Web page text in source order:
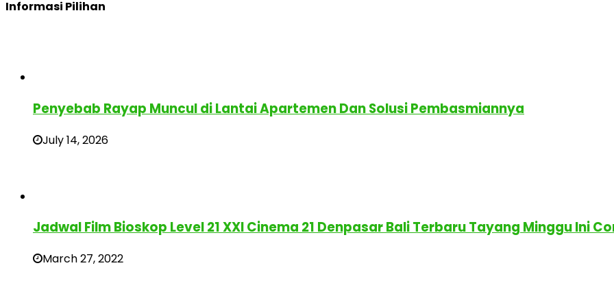
Informasi Pilihan
Penyebab Rayap Muncul di Lantai Apartemen Dan Solusi Pembasmiannya
July 14, 2026
Jadwal Film Bioskop Level 21 XXI Cinema 21 Denpasar Bali Terbaru Tayang Minggu Ini
March 27, 2022